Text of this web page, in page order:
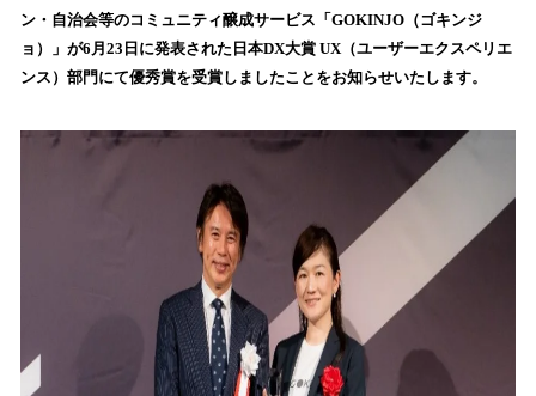
を
読
み
込
中
ン・自治会等のコミュニティ醸成サービス「GOKINJO（ゴキンジ
ョ）」が6月23日に発表された日本DX大賞 UX（ユーザーエクスペリエ
ンス）部門にて優秀賞を受賞しましたことをお知らせいたします。